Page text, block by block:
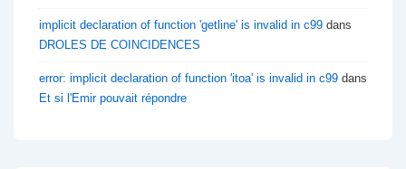
implicit declaration of function 'getline' is invalid in c99 dans
DROLES DE COINCIDENCES
error: implicit declaration of function 'itoa' is invalid in c99 dans
Et si l'Emir pouvait répondre